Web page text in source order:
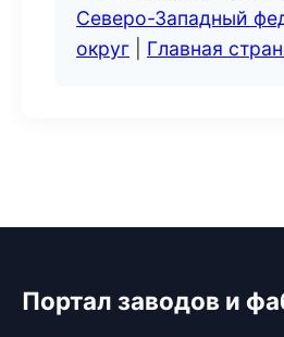
Северо-Западный
округ
Главная
Портал заводов и